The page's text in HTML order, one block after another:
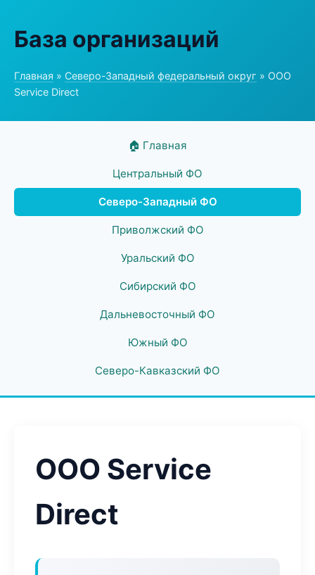
База организаций
Главная » Северо-Западный федеральный округ » ООО
Service Direct
🏠 Главная
Центральный ФО
Северо-Западный ФО
Приволжский ФО
Уральский ФО
Сибирский ФО
Дальневосточный ФО
Южный ФО
Северо-Кавказский ФО
ООО Service
Direct